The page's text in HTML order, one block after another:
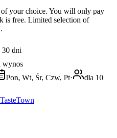
of your choice. You will only pay
is free. Limited selection of
30 dni
wynos
Pon, Wt, Śr, Czw, Pt·
dla 10